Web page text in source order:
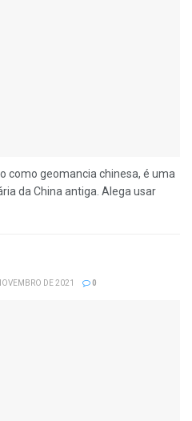
como geomancia chinesa, é uma
da China antiga. Alega usar
DE 2021 0